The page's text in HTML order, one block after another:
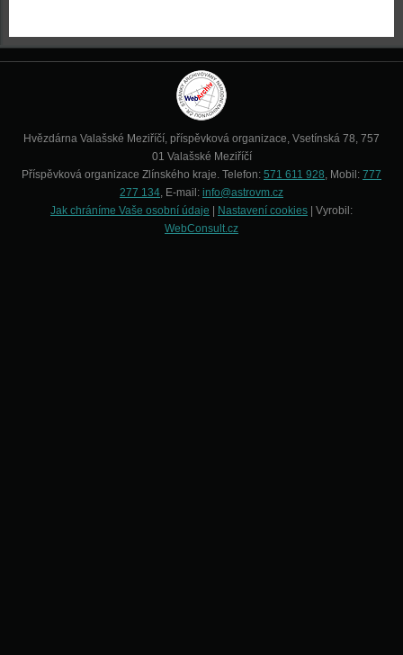
Hvězdárna Valašské Meziříčí, příspěvková organizace, Vsetínská 78, 757
01 Valašské Meziříčí
Příspěvková organizace Zlínského kraje. Telefon: 571 611 928, Mobil: 777
277 134, E-mail: info@astrovm.cz
Jak chráníme Vaše osobní údaje
Nastavení cookies | Vyrobil:
WebConsult.cz